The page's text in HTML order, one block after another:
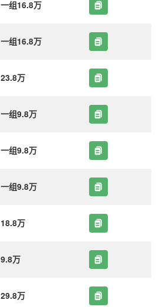
一组16.8万
一组16.8万
23.8万
一组9.8万
一组9.8万
一组9.8万
18.8万
9.8万
29.8万